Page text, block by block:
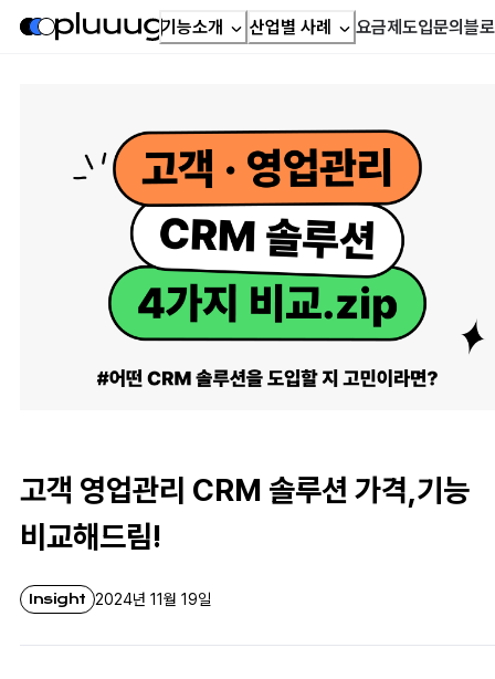
기능소개 산업별 사례 요금제 도입문의 블
고객 영업관리 CRM 솔루션 가격,기능
비교해드림!
Insight 2024년 11월 19일